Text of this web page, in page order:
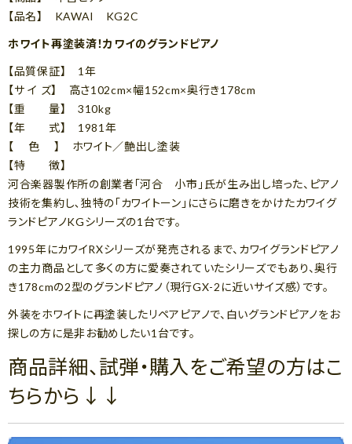
【品名】 KAWAI KG2C
ホワイト再塗装済！カワイのグランドピアノ
【品質保証】 1年
【サ イ ズ】 高さ102cm×幅152cm×奥行き178cm
【重 量】 310kg
【年 式】 1981年
【 色 】 ホワイト／艶出し塗装
【特 徴】
河合楽器製作所の創業者「河合 小市」氏が生み出し培った、ピアノ
技術を集約し､独特の｢カワイトーン｣にさらに磨きをかけたカワイグ
ランドピアノKGシリーズの1台です。
1995年にカワイRXシリーズが発売されるまで、カワイグランドピアノ
の主力商品として多くの方に愛奏されていたシリーズでもあり、奥行
き178cmの2型のグランドピアノ（現行GX-2に近いサイズ感）です。
外装をホワイトに再塗装したリペアピアノで、白いグランドピアノをお
探しの方に是非お勧めしたい1台です。
商品詳細、試弾・購入をご希望の方はこ
ちらから↓↓